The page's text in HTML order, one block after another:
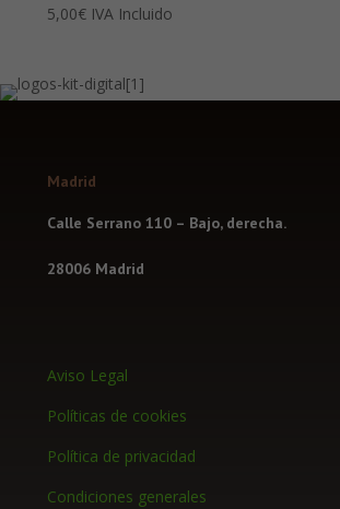
Valorado con
5.00
5,00€ IVA Incluido
Madrid
Calle Serrano 110 – Bajo, derecha.
28006 Madrid
Aviso Legal
Políticas de cookies
Política de privacidad
Condiciones generales